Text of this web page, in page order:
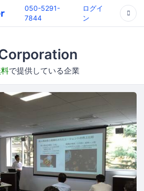
050-5291-
7844
ログイ
ン
で提供している企業